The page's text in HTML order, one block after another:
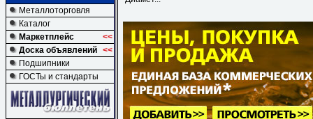
Металлоторговля
Каталог
Маркетплейс
<<
Доска объявлений <<
Подшипники
ГОСТы и стандарты